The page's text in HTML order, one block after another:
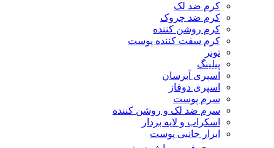
کرم ضد لک
کرم ضد چروک
کرم روشن کننده
کرم سفت کننده پوست
تونر
پیلینگ
اسپری آبرسان
اسپری دوفاز
سرم پوست
سرم ضد لک و روشن کننده
اسکراب و لایه بردار
ابزار جانبی پوست